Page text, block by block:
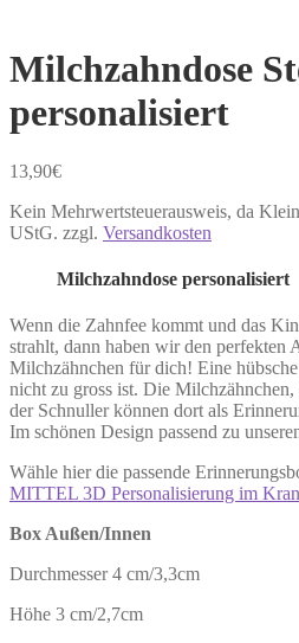
Milchzahndose
personalisiert
13,90€
Kein Mehrwertsteuerausweis, da
UStG. zzgl. Versandkosten
Milchzahndose personalisiert
Wenn die Zahnfee kommt und das
strahlt, dann haben wir den perfekten
Milchzähnchen für dich! Eine
nicht zu gross ist. Die Milchzähnchen,
der Schnuller können dort als
Im schönen Design passend zu
Wähle hier die passende
MITTEL 3D Personalisierung im
Box Außen/Innen
Durchmesser 4 cm/3,3cm
Höhe 3 cm/2,7cm